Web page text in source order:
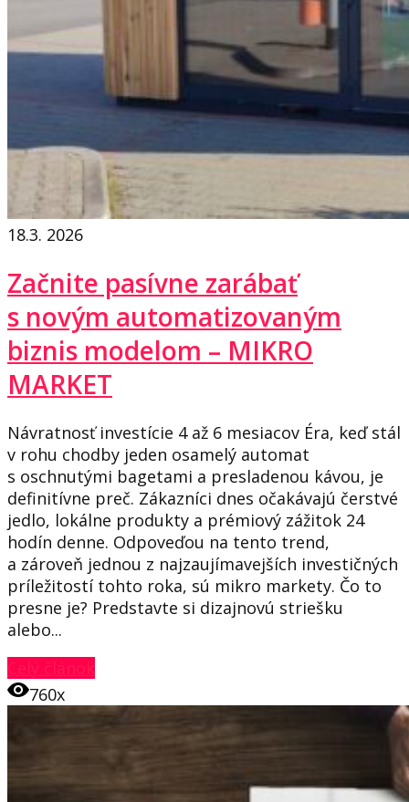
18.3. 2026
Začnite pasívne zarábať
s novým automatizovaným
biznis modelom – MIKRO
MARKET
Návratnosť investície 4 až 6 mesiacov Éra, keď stál
v rohu chodby jeden osamelý automat
s oschnutými bagetami a presladenou kávou, je
definitívne preč. Zákazníci dnes očakávajú čerstvé
jedlo, lokálne produkty a prémiový zážitok 24
hodín denne. Odpoveďou na tento trend,
a zároveň jednou z najzaujímavejších investičných
príležitostí tohto roka, sú mikro markety. Čo to
presne je? Predstavte si dizajnovú striešku
alebo...
Celý článok
760x